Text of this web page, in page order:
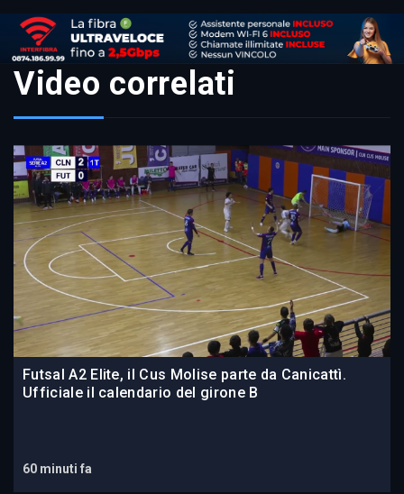
Video correlati
Futsal A2 Elite, il Cus Molise parte da Canicattì.
Ufficiale il calendario del girone B
60 minuti fa